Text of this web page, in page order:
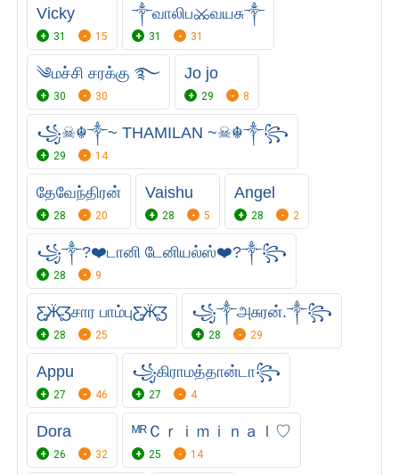
Vicky
31 15
༒வாலிப⚔வயசு༒
31 31
༄மச்சி சரக்கு ࿐
30 30
Jo jo
29 8
꧁☠︎☬༒~ THAMILAN ~☠︎☬༒꧂
29 14
தேவேந்திரன்
28 20
Vaishu
28 5
Angel
28 2
꧁⁣༒?❤️டானி டேனியல்ஸ்❤️?༒꧂
28 9
Ƹ̵̡Ӝ̵̨̄Ʒசார பாம்புƸ̵̡Ӝ̵̨̄Ʒ
28 25
꧁༒அசுரன்.༒꧂
28 29
Appu
27 46
꧁கிராமத்தான்டா꧂
27 4
Dora
26 32
ᴹᴿＣｒｉｍｉｎａｌ♡
25 14